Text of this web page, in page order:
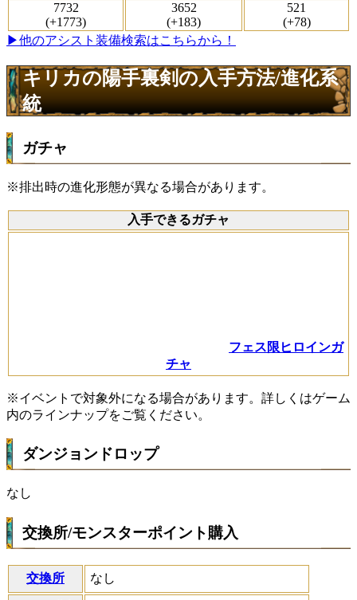
7732
(+1773)
3652
(+183)
521
(+78)
▶他のアシスト装備検索はこちらから！
キリカの陽手裏剣の入手方法/進化系
統
ガチャ
※排出時の進化形態が異なる場合があります。
入手できるガチャ
フェス限ヒロインガ
チャ
※イベントで対象外になる場合があります。詳しくはゲーム
内のラインナップをご覧ください。
ダンジョンドロップ
なし
交換所/モンスターポイント購入
交換所 なし